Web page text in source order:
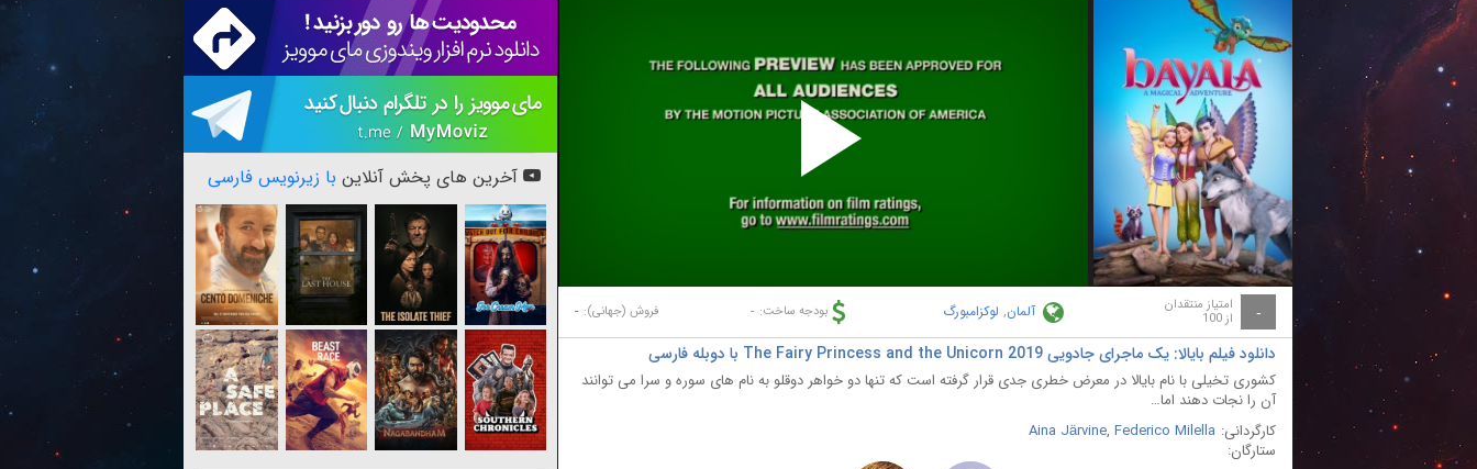
Play
Video
- امتیاز منتقدان
از 100 آلمان, لوکزامبورگ بودجه ساخت: - فروش (جهانی): -
دانلود فیلم بایالا: یک ماجرای جادویی The Fairy Princess and the Unicorn 2019 با دوبله فارسی
کشوری تخیلی با نام بایالا در معرض خطری جدی قرار گرفته است که تنها دو خواهر دوقلو به نام های سوره و سرا می توانند
آن را نجات دهند اما…
کارگردانی:
Aina Järvine, Federico Milella
ستارگان:
آخرین های پخش آنلاین با زیرنویس فارسی